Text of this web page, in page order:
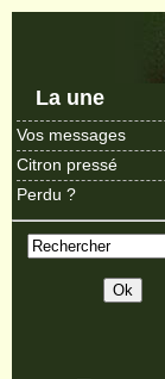
La une
Vos messages
Citron pressé
Perdu ?